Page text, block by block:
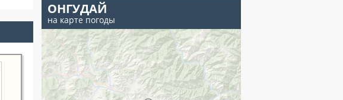
ОНГУДАЙ
на карте погоды